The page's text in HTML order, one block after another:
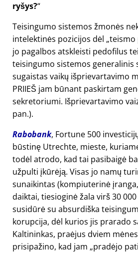
ryšys?
Teisingumo sistemos žmonės
intelektinės pozicijos dėl teismo
jo pagalbos atskleisti pedofilus
teisingumo sistemos generalinis
sugaistas vaikų išprievartavimo
PRIIEŠ jam būnant paskirtam
sekretoriumi. Išprievartavimo
pan.).
Rabobank, Fortune 500
būstinę Utrechte, mieste,
todėl atrodo, kad tai pasibaigė
užpulti įkūrėją. Visas jo namų
sunaikintas (kompiuterinė
daiktai, tiesioginė žala virš 30
susidūrė su absurdiška
korupcija, dėl kurios jis prarado
Kaltininkas, praėjus dviem
prisipažino, kad jam pradėjo